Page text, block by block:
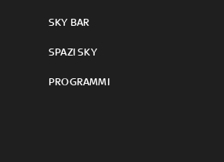
SKY BAR
SPAZI SKY
PROGRAMMI